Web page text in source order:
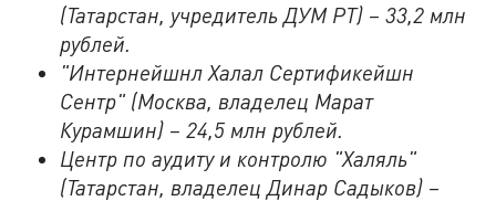
(Татарстан, учредитель ДУМ РТ) – 33,2 млн
рублей.
"Интернейшнл Халал Сертификейшн
Сентр" (Москва, владелец Марат
Курамшин) – 24,5 млн рублей.
Центр по аудиту и контролю "Халяль"
(Татарстан, владелец Динар Садыков) –